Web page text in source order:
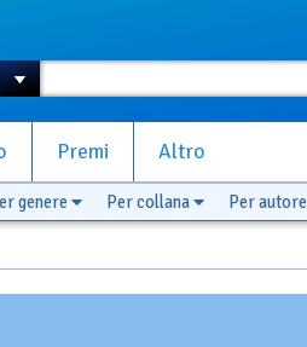
Premi Altro
genere Per collana Per autore